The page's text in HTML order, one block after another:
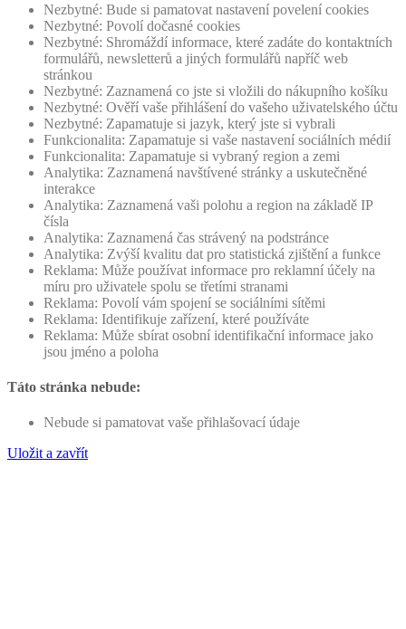
Nezbytné: Bude si pamatovat nastavení povelení cookies
Nezbytné: Povolí dočasné cookies
Nezbytné: Shromáždí informace, které zadáte do kontaktních
formulářů, newsletterů a jiných formulářů napříč web
stránkou
Nezbytné: Zaznamená co jste si vložili do nákupního košíku
Nezbytné: Ověří vaše přihlášení do vašeho uživatelského účtu
Nezbytné: Zapamatuje si jazyk, který jste si vybrali
Funkcionalita: Zapamatuje si vaše nastavení sociálních médií
Funkcionalita: Zapamatuje si vybraný region a zemi
Analytika: Zaznamená navštívené stránky a uskutečněné
interakce
Analytika: Zaznamená vaši polohu a region na základě IP
čísla
Analytika: Zaznamená čas strávený na podstránce
Analytika: Zvýší kvalitu dat pro statistická zjištění a funkce
Reklama: Může používat informace pro reklamní účely na
míru pro uživatele spolu se třetími stranami
Reklama: Povolí vám spojení se sociálními sítěmi
Reklama: Identifikuje zařízení, které používáte
Reklama: Může sbírat osobní identifikační informace jako
jsou jméno a poloha
Táto stránka nebude:
Nebude si pamatovat vaše přihlašovací údaje
Uložit a zavřít